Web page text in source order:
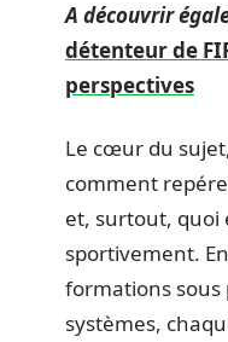
A découvrir
détenteur de
perspectives
Le cœur du
comment
et, surtout, quoi
sportivement.
formations sous
systèmes,